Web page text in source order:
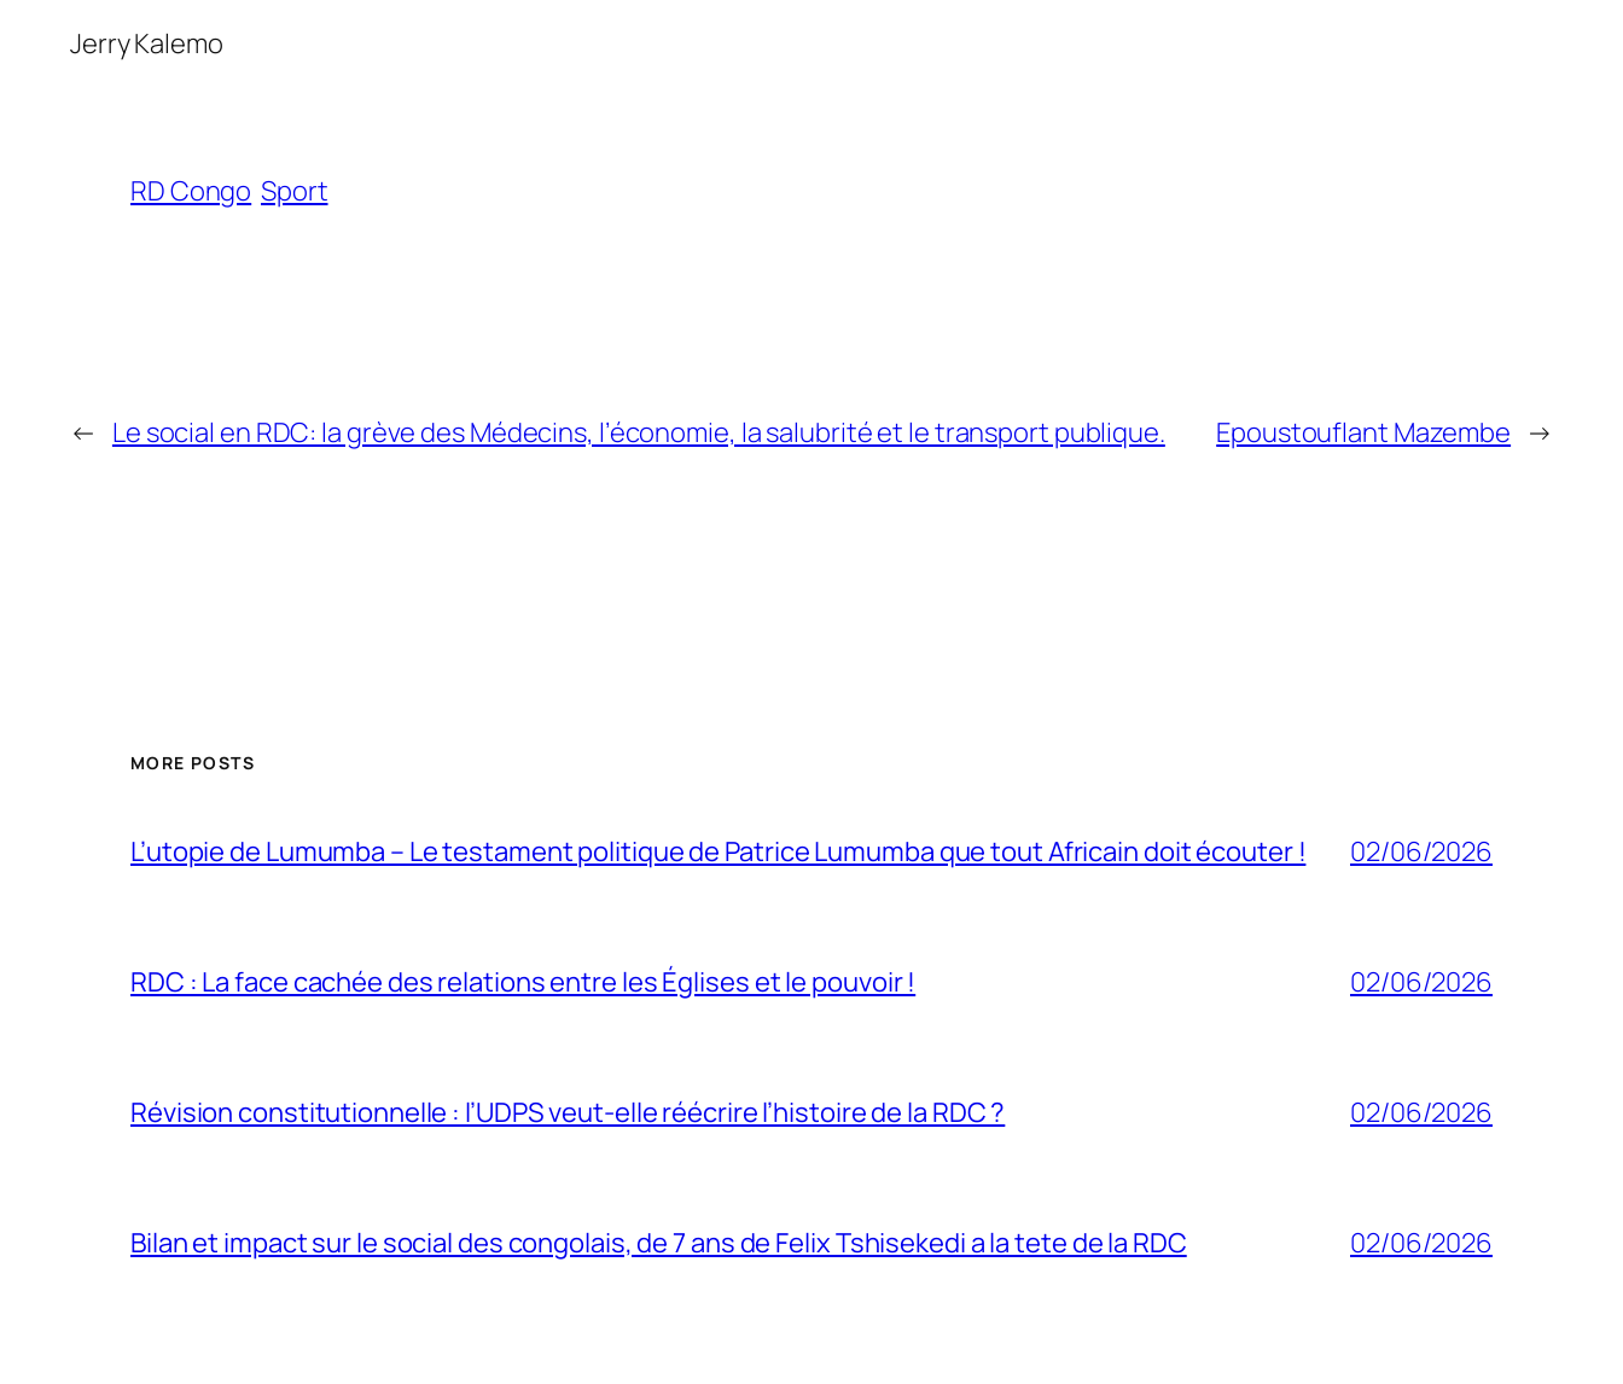
Jerry Kalemo
RD Congo Sport
← Le social en RDC: la grève des Médecins, l’économie, la salubrité et le transport publique. Epoustouflant Mazembe →
MORE POSTS
L’utopie de Lumumba – Le testament politique de Patrice Lumumba que tout Africain doit écouter ! 02/06/2026
RDC : La face cachée des relations entre les Églises et le pouvoir ! 02/06/2026
Révision constitutionnelle : l’UDPS veut-elle réécrire l’histoire de la RDC ? 02/06/2026
Bilan et impact sur le social des congolais, de 7 ans de Felix Tshisekedi a la tete de la RDC 02/06/2026